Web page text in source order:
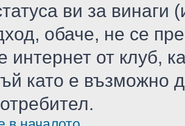
ви за винаги
обаче, не се
интернет от клуб,
като е възможно